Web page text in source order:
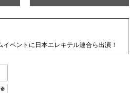
ベントに日本エレキテル連合ら出演！